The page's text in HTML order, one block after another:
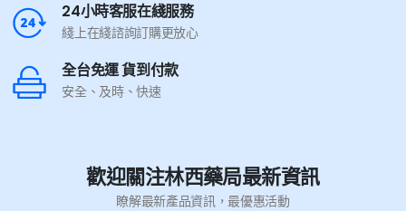
24小時客服在綫服務
綫上在綫諮詢訂購更放心
全台免運 貨到付款
安全、及時、快速
歡迎關注林西藥局最新資訊
瞭解最新產品資訊，最優惠活動